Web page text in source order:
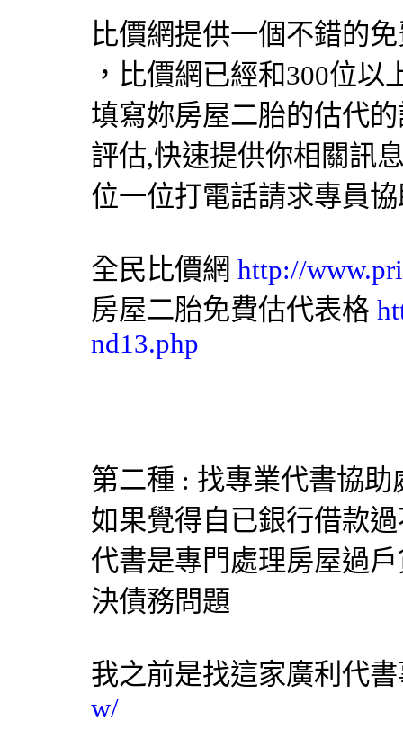
比價網提供一個不錯的
，比價網已經和300位
填寫妳房屋二胎的估代
評估,快速提供你相關訊
位一位打電話請求專員
全民比價網 http://
房屋二胎免費估代表格
nd13.php
第二種 : 找專業代書協助
如果覺得自已銀行借款
代書是專門處理房屋過
決債務問題
我之前是找這家廣利 代書
w/